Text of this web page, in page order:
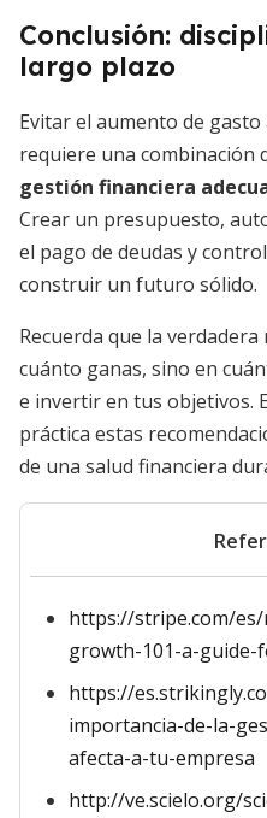
Conclusión:
largo plazo
Evitar el aumento de
requiere una combinación
gestión financiera
Crear un presupuesto,
el pago de deudas y
construir un futuro sólido.
Recuerda que la
cuánto ganas, sino en
e invertir en tus objetivos.
práctica estas
de una salud financiera
https://stripe.com/
growth-101-a-guide-
https://
importancia-de-la-
afecta-a-tu-empresa
http://ve.scielo.org/